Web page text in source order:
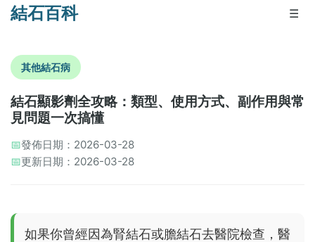
結石百科 ☰
其他結石病
結石顯影劑全攻略：類型、使用方式、副作用與常
見問題一次搞懂
📅發佈日期：2026-03-28
📅更新日期：2026-03-28
如果你曾經因為腎結石或膽結石去醫院檢查，醫